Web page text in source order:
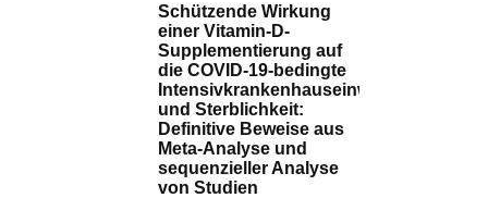
Schützende Wirkung
einer Vitamin-D-
Supplementierung auf
die COVID-19-bedingte
Intensivkrankenhauseinweisung
und Sterblichkeit:
Definitive Beweise aus
Meta-Analyse und
sequenzieller Analyse
von Studien